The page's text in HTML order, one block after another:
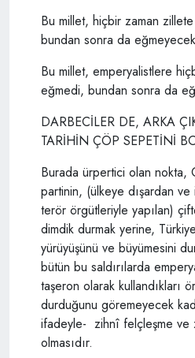
Bu millet, hiçbir zaman
bundan sonra da
Bu millet, emperyalistlere
eğmedi, bundan sonra da
DARBECİLER DE, ARKA
TARİHİN ÇÖP SEPETİNİ
Burada ürpertici olan nokta,
partinin, (ülkeye dışardan
terör örgütleriyle yapılan)
dimdik durmak yerine,
yürüyüşünü ve büyümesini
bütün bu saldırılarda
taşeron olarak kullandıkları
durduğunu göremeyecek
ifadeyle- zihnî felçleşme ve
olmasıdır.